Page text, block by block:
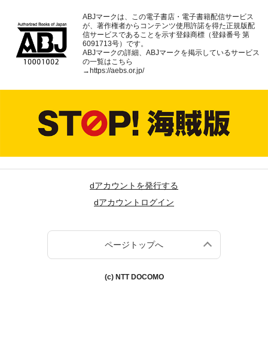
ABJマークは、この電子書店・電子書籍配信サービス
が、著作権者からコンテンツ使用許諾を得た正規版配
信サービスであることを示す登録商標（登録番号 第
6091713号）です。
ABJマークの詳細、ABJマークを掲示しているサービス
の一覧はこちら
→https://aebs.or.jp/
dアカウントを発行する
dアカウントログイン
ページトップへ
(c) NTT DOCOMO